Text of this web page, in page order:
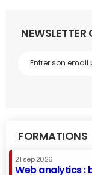
NEWSLETTER
FORMATIONS
21 sep 2026
Web analytics :